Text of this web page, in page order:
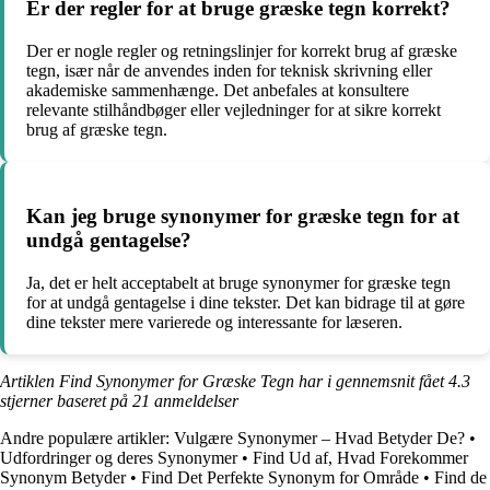
Er der regler for at bruge græske tegn korrekt?
Der er nogle regler og retningslinjer for korrekt brug af græske
tegn, især når de anvendes inden for teknisk skrivning eller
akademiske sammenhænge. Det anbefales at konsultere
relevante stilhåndbøger eller vejledninger for at sikre korrekt
brug af græske tegn.
Kan jeg bruge synonymer for græske tegn for at
undgå gentagelse?
Ja, det er helt acceptabelt at bruge synonymer for græske tegn
for at undgå gentagelse i dine tekster. Det kan bidrage til at gøre
dine tekster mere varierede og interessante for læseren.
Artiklen Find Synonymer for Græske Tegn har i gennemsnit fået4.3
stjerner baseret på 21 anmeldelser
Andre populære artikler: Vulgære Synonymer – Hvad Betyder De? •
Udfordringer og deres Synonymer• Find Ud af, Hvad Forekommer
Synonym Betyder• Find Det Perfekte Synonym for Område • Find de